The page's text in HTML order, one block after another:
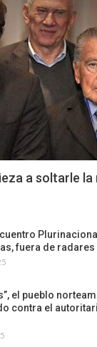
a soltarle la
fuera de
el pueblo
contra el